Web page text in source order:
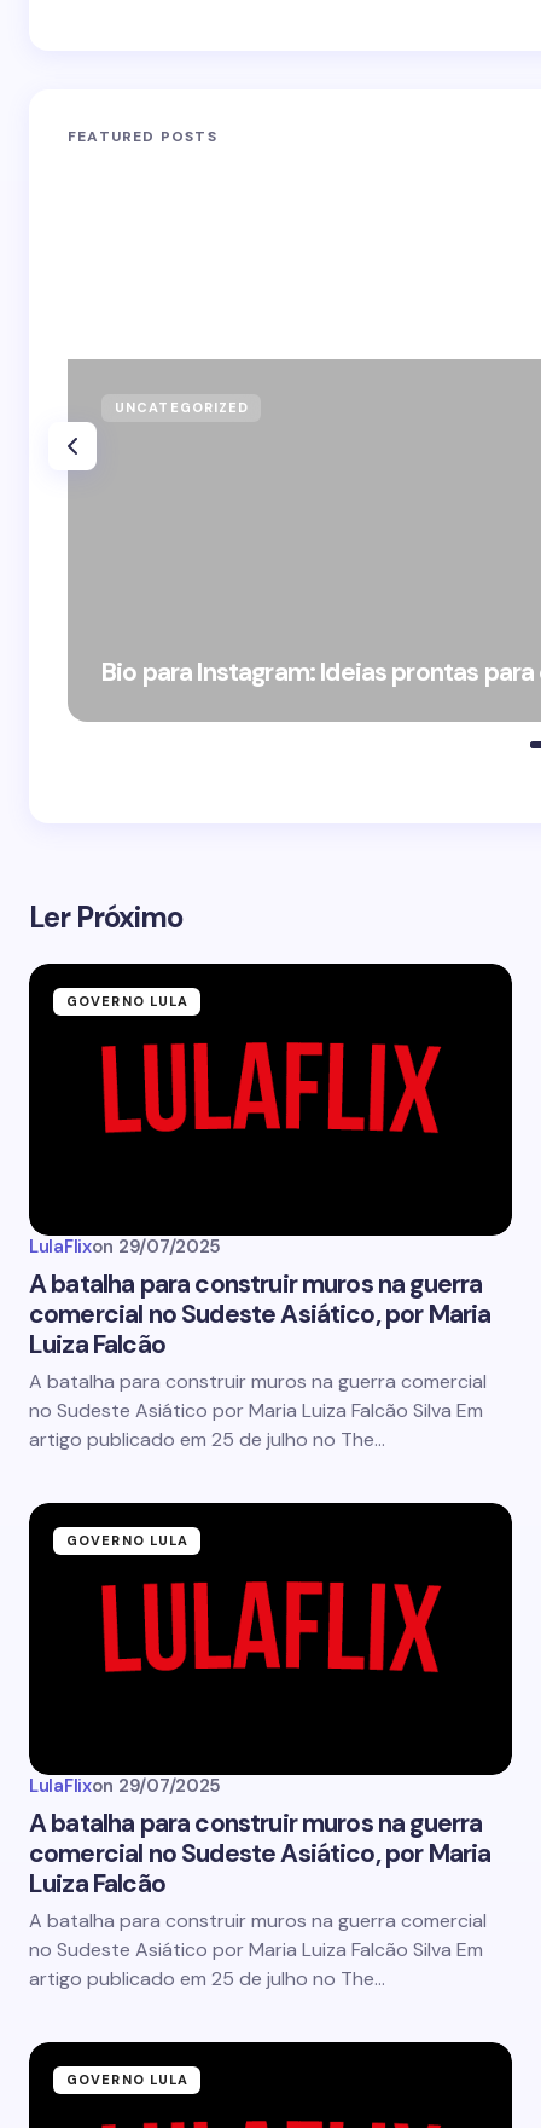
FEATURED POSTS
UNCATEGORIZED
Bio para Instagram: Ideias prontas
Ler Próximo
GOVERNO LULA
LulaFlixon 29/07/2025
A batalha para construir muros na guerra
comercial no Sudeste Asiático, por Maria
Luiza Falcão
A batalha para construir muros na guerra comercial
no Sudeste Asiático por Maria Luiza Falcão Silva Em
artigo publicado em 25 de julho no The…
GOVERNO LULA
LulaFlixon 29/07/2025
A batalha para construir muros na guerra
comercial no Sudeste Asiático, por Maria
Luiza Falcão
A batalha para construir muros na guerra comercial
no Sudeste Asiático por Maria Luiza Falcão Silva Em
artigo publicado em 25 de julho no The…
GOVERNO LULA